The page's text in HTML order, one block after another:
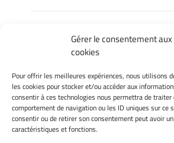
Gérer le consentement aux
cookies
Pour offrir les meilleures expériences, nous utilisons
les cookies pour stocker et/ou accéder aux
consentir à ces technologies nous permettra de
comportement de navigation ou les ID uniques sur ce
consentir ou de retirer son consentement peut avoir
caractéristiques et fonctions.
Informations Légales
Gérer mes cookies
Politique de cookies
Déclaration de confidentialité
Avertissement